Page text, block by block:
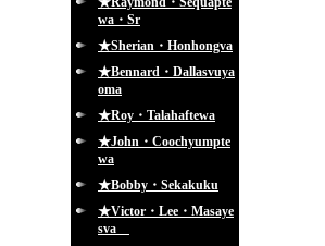
wa・Sr
★Sherian・Honhongva
★Bennard・Dallasvuya
oma
★Roy・Talahaftewa
★John・Coochyumpte
wa
★Bobby・Sekakuku
★Victor・Lee・Masaye
sva